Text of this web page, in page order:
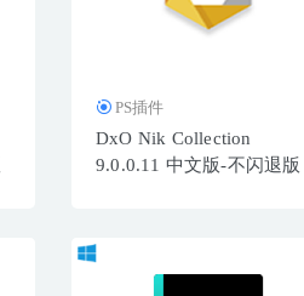
PS插件
DxO Nik Collection
9.0.0.11 中文版-不闪退版